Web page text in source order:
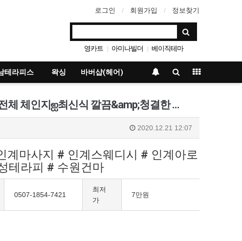
로그인 회원가입 정보찾기
영카트 아미나빌더 베이직테마
| 그누보드
테라피스 왁싱 바버샵(헤어)
체인지ஐ최신식 깔끔&amp;청결한 …
2020.12.21 12:07
마사지 # 인계스웨디시 # 인계아로
테라피 # 수원건마
0507-1854-7421
최저
가
7만원